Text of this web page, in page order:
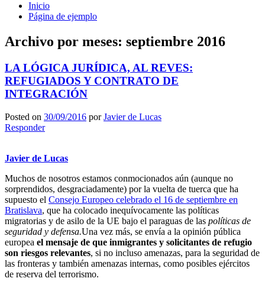
Inicio
Página de ejemplo
Archivo por meses: septiembre 2016
LA LÓGICA JURÍDICA, AL REVES:
REFUGIADOS Y CONTRATO DE
INTEGRACIÓN
Posted on 30/09/2016 porJavier de Lucas
Responder
Javier de Lucas
Muchos de nosotros estamos conmocionados aún (aunque no
sorprendidos, desgraciadamente) por la vuelta de tuerca que ha
supuesto el Consejo Europeo celebrado el 16 de septiembre en
Bratislava, que ha colocado inequívocamente las políticas
migratorias y de asilo de la UE bajo el paraguas de las políticas de
seguridad y defensa.Una vez más, se envía a la opinión pública
europea el mensaje de que inmigrantes y solicitantes de refugio
son riesgos relevantes, si no incluso amenazas, para la seguridad de
las fronteras y también amenazas internas, como posibles ejércitos
de reserva del terrorismo.